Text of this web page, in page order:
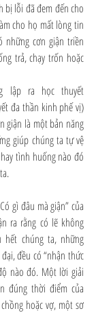
bị lỗi đã đem đến cho
cho họ mất lòng tin
những cơn giận triền
trả, chạy trốn hoặc
lập ra học thuyết
đa thần kinh phế vị)
giận là một bản năng
giúp chúng ta tự vệ
tình huống nào đó
gì đâu mà giận” của
ra rằng có lẽ không
chúng ta, những
đều có “nhận thức
nào đó. Một lời giải
đúng thời điểm của
hoặc vợ, một sơ